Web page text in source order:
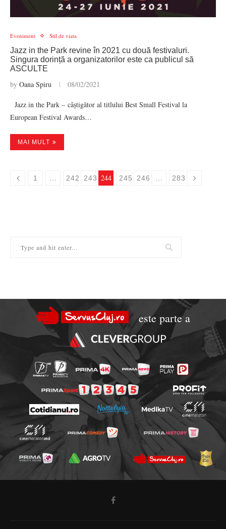
Eveniment Stil de viata
Jazz in the Park revine în 2021 cu două festivaluri.
Singura dorință a organizatorilor este ca publicul să
ASCULTE
by Oana Spiru 08/02/2021
Jazz in the Park – câștigător al titlului Best Small Festival la
European Festival Awards…
MAI MULT
1 … 242 243 244 245 246 … 283
este parte a